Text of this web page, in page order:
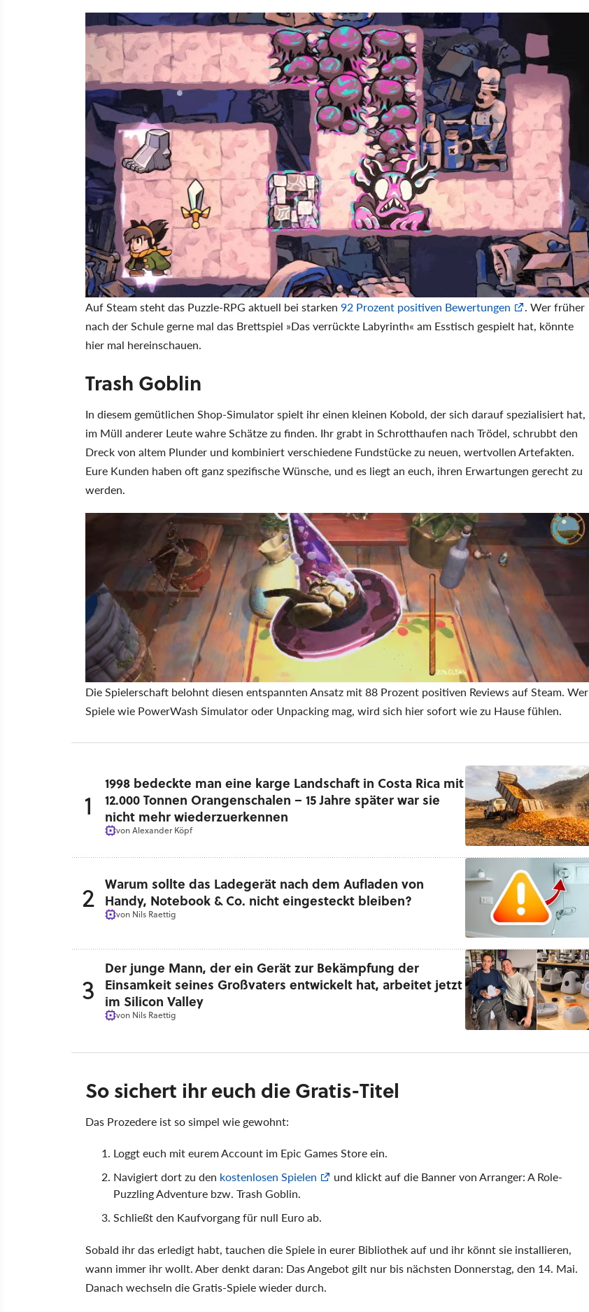
Auf Steam steht das Puzzle-RPG aktuell bei starken 92 Prozent positiven Bewertungen
. Wer früher
nach der Schule gerne mal das Brettspiel »Das verrückte Labyrinth« am Esstisch gespielt hat, könnte
hier mal hereinschauen.
Trash Goblin
In diesem gemütlichen Shop-Simulator spielt ihr einen kleinen Kobold, der sich darauf spezialisiert hat,
im Müll anderer Leute wahre Schätze zu finden. Ihr grabt in Schrotthaufen nach Trödel, schrubbt den
Dreck von altem Plunder und kombiniert verschiedene Fundstücke zu neuen, wertvollen Artefakten.
Eure Kunden haben oft ganz spezifische Wünsche, und es liegt an euch, ihren Erwartungen gerecht zu
werden.
Die Spielerschaft belohnt diesen entspannten Ansatz mit 88 Prozent positiven Reviews auf Steam. Wer
Spiele wie PowerWash Simulator oder Unpacking mag, wird sich hier sofort wie zu Hause fühlen.
1
1998 bedeckte man eine karge Landschaft in Costa Rica mit
12.000 Tonnen Orangenschalen – 15 Jahre später war sie
nicht mehr wiederzuerkennen
vonAlexander Köpf
2 Warum sollte das Ladegerät nach dem Aufladen von
Handy, Notebook & Co. nicht eingesteckt bleiben?
von Nils Raettig
3
Der junge Mann, der ein Gerät zur Bekämpfung der
Einsamkeit seines Großvaters entwickelt hat, arbeitet jetzt
im Silicon Valley
von Nils Raettig
So sichert ihr euch die Gratis-Titel
Das Prozedere ist so simpel wie gewohnt:
Loggt euch mit eurem Account im Epic Games Store ein.
Navigiert dort zu den kostenlosen Spielen
und klickt auf die Banner von Arranger: A Role-
Puzzling Adventure bzw. Trash Goblin.
Schließt den Kaufvorgang für null Euro ab.
Sobald ihr das erledigt habt, tauchen die Spiele in eurer Bibliothek auf und ihr könnt sie installieren,
wann immer ihr wollt. Aber denkt daran: Das Angebot gilt nur bis nächsten Donnerstag, den 14. Mai.
Danach wechseln die Gratis-Spiele wieder durch.